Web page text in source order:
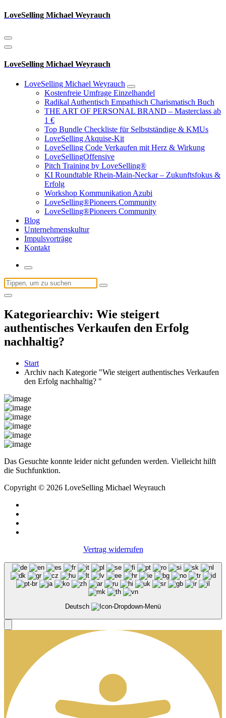
Zum
LoveSelling Michael Weyrauch
LoveSelling Michael Weyrauch
LoveSelling Michael Weyrauch
Kostenfreie Umfrage Einzelhandel
Radikal Authentisch Empathisch Charismatisch Buch
THE ART OF PERSONAL BRAND – Masterclass ab
1 €
Top Bundle Checkliste für Selbstständige & KMUs
LoveSelling Akquise-Kit
LoveSelling Code Verkaufen mit Herz & Wirkung
LoveSellingOffensive
Pitch Training by LoveSelling®
KI Roundtable Rhein‑Main‑Neckar – Zukunftsfokus &
Erfolg
Workshop Kommunikation Azubi
LoveSelling®Pioneers Community
LoveSelling®Pioneers Community
Blog
Unternehmenskultur
Impulsvorträge
Kontakt
Suchen
nach:
Kategoriearchiv: Wie steigert
authentisches Verkaufen den Erfolg
nachhaltig?
Start
Archiv nach Kategorie "Wie steigert authentisches Verkaufen
den Erfolg nachhaltig? "
Das Gesuchte konnte leider nicht gefunden werden. Vielleicht hilft
die Suchfunktion.
Copyright © 2026 LoveSelling Michael Weyrauch
Vertrag widerrufen
Deutsch